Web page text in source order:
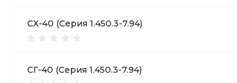
СХ-40 (Серия 1.450.3-7.94)
СГ-40 (Серия 1.450.3-7.94)